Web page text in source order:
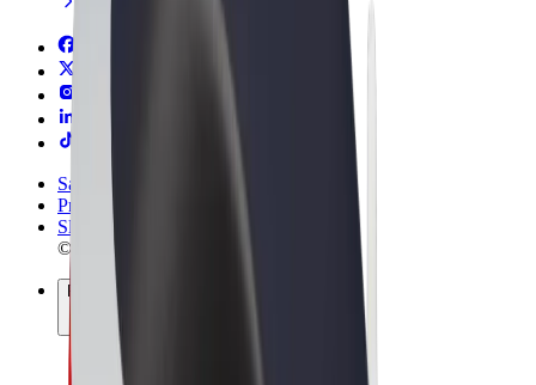
Sąlygos
Privatumas
Slapukai
© 2026 Bolt Technology OÜ
Paslaugos
Kelionės